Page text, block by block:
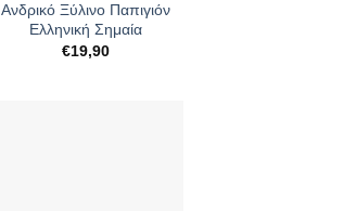
Ανδρικό Ξύλινο Παπιγιόν
Ελληνική Σημαία
€19,90